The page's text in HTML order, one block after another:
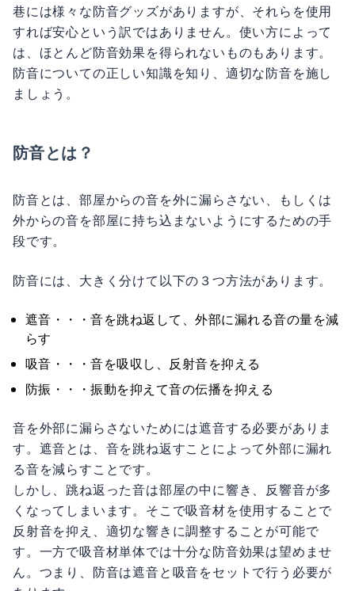
巷には様々な防音グッズがありますが、それらを使用
すれば安心という訳ではありません。使い方によって
は、ほとんど防音効果を得られないものもあります。
防音についての正しい知識を知り、適切な防音を施し
ましょう。
防音とは？
防音とは、部屋からの音を外に漏らさない、もしくは
外からの音を部屋に持ち込まないようにするための手
段です。
防音には、大きく分けて以下の３つ方法があります。
遮音・・・音を跳ね返して、外部に漏れる音の量を減
らす
吸音・・・音を吸収し、反射音を抑える
防振・・・振動を抑えて音の伝播を抑える
音を外部に漏らさないためには遮音する必要がありま
す。遮音とは、音を跳ね返すことによって外部に漏れ
る音を減らすことです。
しかし、跳ね返った音は部屋の中に響き、反響音が多
くなってしまいます。そこで吸音材を使用することで
反射音を抑え、適切な響きに調整することが可能で
す。一方で吸音材単体では十分な防音効果は望めませ
ん。つまり、防音は遮音と吸音をセットで行う必要が